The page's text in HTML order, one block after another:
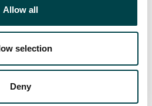
Allow all
selection
Deny